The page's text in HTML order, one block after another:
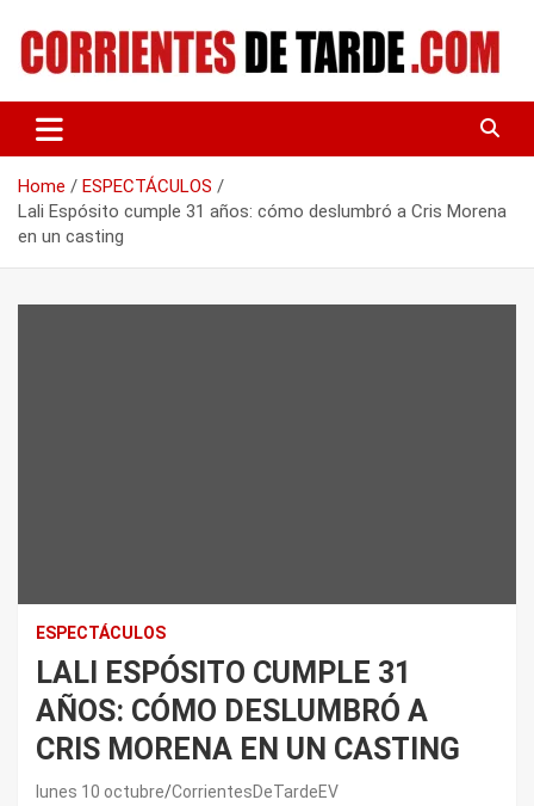
content
CORRIENTES DE TARDE
Home
ESPECTÁCULOS
Lali Espósito cumple 31 años: cómo deslumbró a Cris Morena
en un casting
ESPECTÁCULOS
LALI ESPÓSITO CUMPLE 31
AÑOS: CÓMO DESLUMBRÓ A
CRIS MORENA EN UN CASTING
lunes 10 octubre CorrientesDeTardeEV